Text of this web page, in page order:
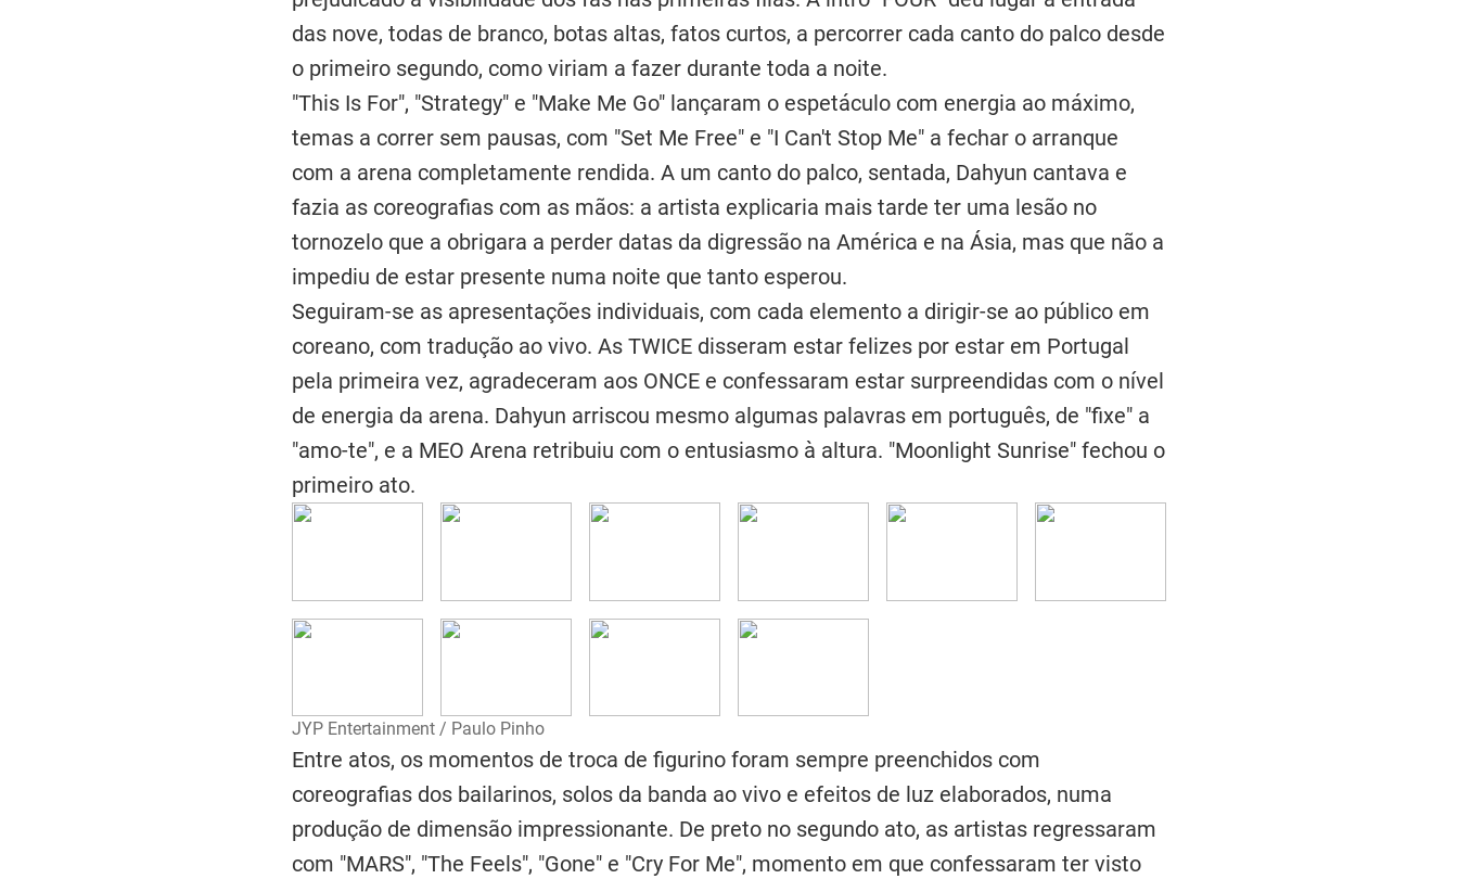
das nove, todas de branco, botas altas, fatos curtos, a percorrer cada canto do palco desde
o primeiro segundo, como viriam a fazer durante toda a noite.
"This Is For", "Strategy" e "Make Me Go" lançaram o espetáculo com energia ao máximo,
temas a correr sem pausas, com "Set Me Free" e "I Can't Stop Me" a fechar o arranque
com a arena completamente rendida. A um canto do palco, sentada, Dahyun cantava e
fazia as coreografias com as mãos: a artista explicaria mais tarde ter uma lesão no
tornozelo que a obrigara a perder datas da digressão na América e na Ásia, mas que não a
impediu de estar presente numa noite que tanto esperou.
Seguiram-se as apresentações individuais, com cada elemento a dirigir-se ao público em
coreano, com tradução ao vivo. As TWICE disseram estar felizes por estar em Portugal
pela primeira vez, agradeceram aos ONCE e confessaram estar surpreendidas com o nível
de energia da arena. Dahyun arriscou mesmo algumas palavras em português, de "fixe" a
"amo-te", e a MEO Arena retribuiu com o entusiasmo à altura. "Moonlight Sunrise" fechou o
primeiro ato.
JYP Entertainment / Paulo Pinho
Entre atos, os momentos de troca de figurino foram sempre preenchidos com
coreografias dos bailarinos, solos da banda ao vivo e efeitos de luz elaborados, numa
produção de dimensão impressionante. De preto no segundo ato, as artistas regressaram
com "MARS", "The Feels", "Gone" e "Cry For Me", momento em que confessaram ter visto